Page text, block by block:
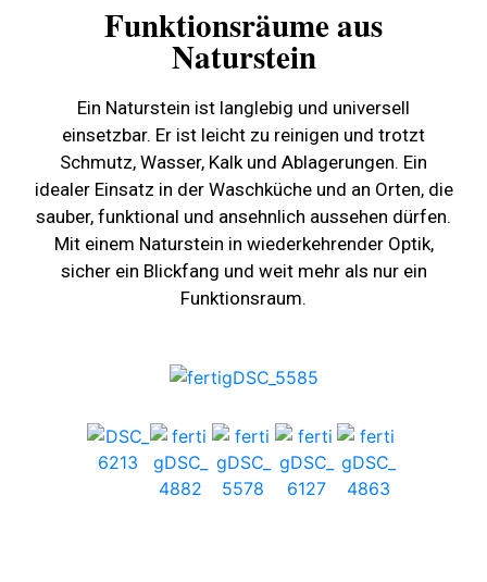
Funktionsräume aus
Naturstein
Ein Naturstein ist langlebig und universell
einsetzbar. Er ist leicht zu reinigen und trotzt
Schmutz, Wasser, Kalk und Ablagerungen. Ein
idealer Einsatz in der Waschküche und an Orten, die
sauber, funktional und ansehnlich aussehen dürfen.
Mit einem Naturstein in wiederkehrender Optik,
sicher ein Blickfang und weit mehr als nur ein
Funktionsraum.